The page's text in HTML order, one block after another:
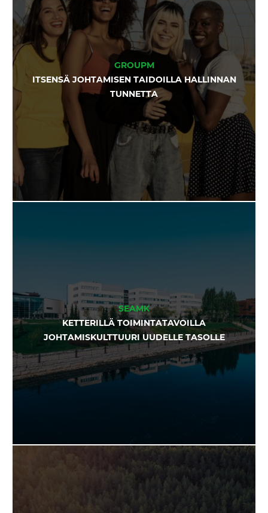
GROUPM
ITSENSÄ JOHTAMISEN TAIDOILLA HALLINNAN
TUNNETTA
SEAMK
KETTERILLÄ TOIMINTATAVOILLA
JOHTAMISKULTTUURI UUDELLE TASOLLE